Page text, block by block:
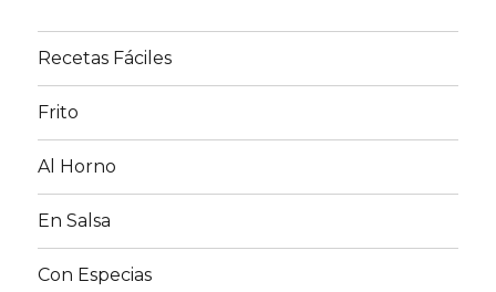
Recetas Fáciles
Frito
Al Horno
En Salsa
Con Especias